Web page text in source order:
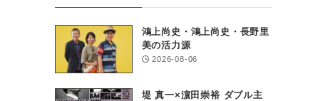
鴻上尚史・鴻上尚史・長野里
美の活力源
2026-08-06
堤 真一×濵田崇裕 ダブル主